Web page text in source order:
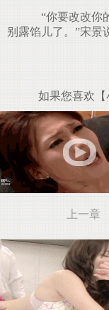
“你要改改你
别露馅儿了。”宋景
如果您喜欢
上一章